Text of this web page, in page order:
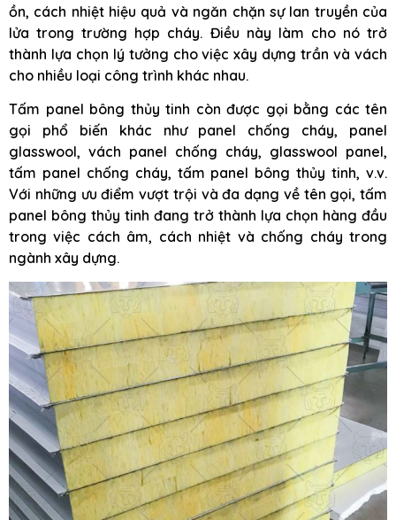
ồn, cách nhiệt hiệu quả và ngăn chặn sự lan truyền của
lửa trong trường hợp cháy. Điều này làm cho nó trở
thành lựa chọn lý tưởng cho việc xây dựng trần và vách
cho nhiều loại công trình khác nhau.
Tấm panel bông thủy tinh còn được gọi bằng các tên
gọi phổ biến khác như panel chống cháy, panel
glasswool, vách panel chống cháy, glasswool panel,
tấm panel chống cháy, tấm panel bông thủy tinh, v.v.
Với những ưu điểm vượt trội và đa dạng về tên gọi, tấm
panel bông thủy tinh đang trở thành lựa chọn hàng đầu
trong việc cách âm, cách nhiệt và chống cháy trong
ngành xây dựng.